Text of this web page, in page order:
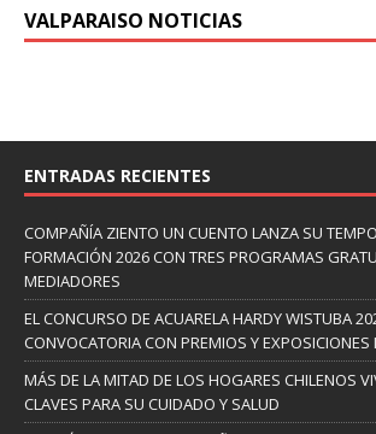
VALPARAISO NOTICIAS
ENTRADAS RECIENTES
COMPAÑÍA ZIENTO UN CUENTO LANZA SU
FORMACIÓN 2026 CON TRES PROGRAMAS
MEDIADORES
EL CONCURSO DE ACUARELA HARDY WISTUBA
CONVOCATORIA CON PREMIOS Y EXPOSICIONES
MÁS DE LA MITAD DE LOS HOGARES CHILENOS
CLAVES PARA SU CUIDADO Y SALUD